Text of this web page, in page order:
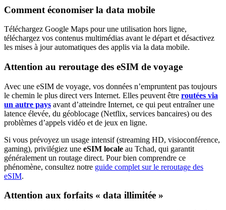
Comment économiser la data mobile
Téléchargez Google Maps pour une utilisation hors ligne,
téléchargez vos contenus multimédias avant le départ et désactivez
les mises à jour automatiques des applis via la data mobile.
Attention au reroutage des eSIM de voyage
Avec une eSIM de voyage, vos données n’empruntent pas toujours
le chemin le plus direct vers Internet. Elles peuvent être routées via
un autre pays avant d’atteindre Internet, ce qui peut entraîner une
latence élevée, du géoblocage (Netflix, services bancaires) ou des
problèmes d’appels vidéo et de jeux en ligne.
Si vous prévoyez un usage intensif (streaming HD, visioconférence,
gaming), privilégiez une eSIM locale au Tchad, qui garantit
généralement un routage direct. Pour bien comprendre ce
phénomène, consultez notre guide complet sur le reroutage des
eSIM.
Attention aux forfaits « data illimitée »